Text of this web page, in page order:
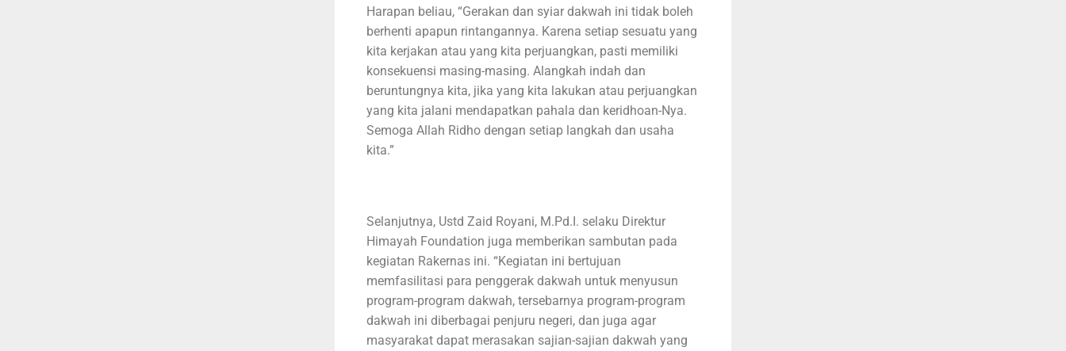
Harapan beliau, “Gerakan dan syiar dakwah ini tidak boleh
berhenti apapun rintangannya. Karena setiap sesuatu yang
kita kerjakan atau yang kita perjuangkan, pasti memiliki
konsekuensi masing-masing. Alangkah indah dan
beruntungnya kita, jika yang kita lakukan atau perjuangkan
yang kita jalani mendapatkan pahala dan keridhoan-Nya.
Semoga Allah Ridho dengan setiap langkah dan usaha
kita.”
Selanjutnya, Ustd Zaid Royani, M.Pd.I. selaku Direktur
Himayah Foundation juga memberikan sambutan pada
kegiatan Rakernas ini. “Kegiatan ini bertujuan
memfasilitasi para penggerak dakwah untuk menyusun
program-program dakwah, tersebarnya program-program
dakwah ini diberbagai penjuru negeri, dan juga agar
masyarakat dapat merasakan sajian-sajian dakwah yang